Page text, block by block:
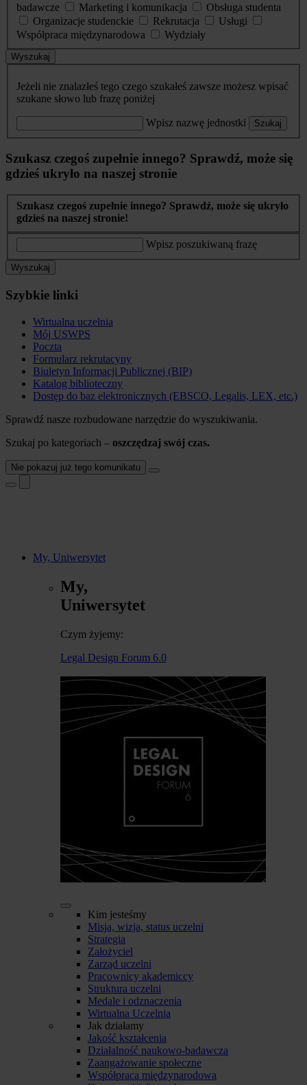
badawcze
Marketing i komunikacja
Obsługa studenta
Organizacje studenckie
Rekrutacja
Usługi
Współpraca międzynarodowa
Wydziały
Wyszukaj
Jeżeli nie znalazłeś tego czego szukałeś zawsze możesz wpisać
szukane słowo lub frazę poniżej
Wpisz nazwę jednostki Szukaj
Szukasz czegoś zupełnie innego? Sprawdź, może się
gdzieś ukryło na naszej stronie
Szukasz czegoś zupełnie innego? Sprawdź, może się ukryło
gdzieś na naszej stronie!
Wpisz poszukiwaną frazę
Wyszukaj
Szybkie linki
Wirtualna uczelnia
Mój USWPS
Poczta
Formularz rekrutacyny
Biuletyn Informacji Publicznej (BIP)
Katalog biblioteczny
Dostęp do baz elektronicznych (EBSCO, Legalis, LEX, etc.)
Sprawdź nasze rozbudowane narzędzie do wyszukiwania.
Szukaj po kategoriach – oszczędzaj swój czas.
Nie pokazuj już tego komunikatu
My, Uniwersytet
My,
Uniwersytet
Czym żyjemy:
Legal Design Forum 6.0
Kim jesteśmy
Misja, wizja, status uczelni
Strategia
Założyciel
Zarząd uczelni
Pracownicy akademiccy
Struktura uczelni
Medale i odznaczenia
Wirtualna Uczelnia
Jak działamy
Jakość kształcenia
Działalność naukowo-badawcza
Zaangażowanie społeczne
Współpraca międzynarodowa